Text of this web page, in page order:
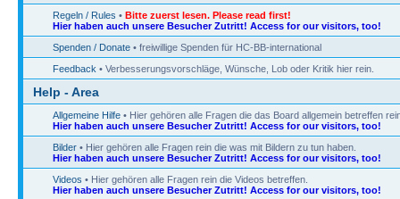
Regeln / Rules • Bitte zuerst lesen. Please read first!
Hier haben auch unsere Besucher Zutritt! Access for our visitors, too!
Spenden / Donate • freiwillige Spenden für HC-BB-international
Feedback • Verbesserungsvorschläge, Wünsche, Lob oder Kritik hier rein.
Help - Area
Allgemeine Hilfe • Hier gehören alle Fragen die das Board allgemein betreffen
Hier haben auch unsere Besucher Zutritt! Access for our visitors, too!
Bilder • Hier gehören alle Fragen rein die was mit Bildern zu tun haben.
Hier haben auch unsere Besucher Zutritt! Access for our visitors, too!
Videos • Hier gehören alle Fragen rein die Videos betreffen.
Hier haben auch unsere Besucher Zutritt! Access for our visitors, too!